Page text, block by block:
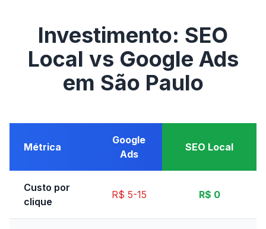
Investimento: SEO
Local vs Google Ads
em São Paulo
Métrica
Google
Ads
SEO Local
Custo por
clique
R$ 5-15 R$ 0